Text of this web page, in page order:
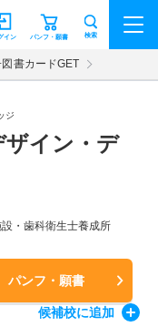
パンフ・願書
イン 検索
書カードGET
ジ
ザイン・デ
・歯科衛生士養成所
パンフ・願書
候補校に追加